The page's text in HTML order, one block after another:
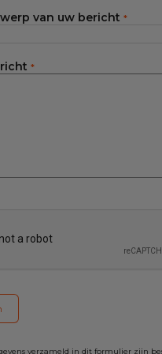
van uw bericht *
*
verzameld in dit formulier zijn